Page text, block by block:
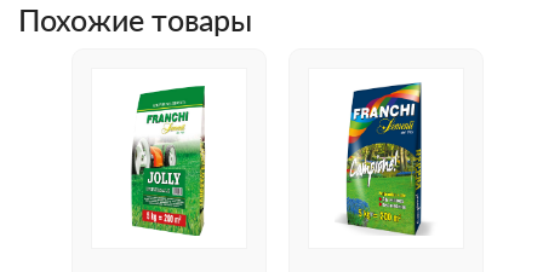
Похожие товары